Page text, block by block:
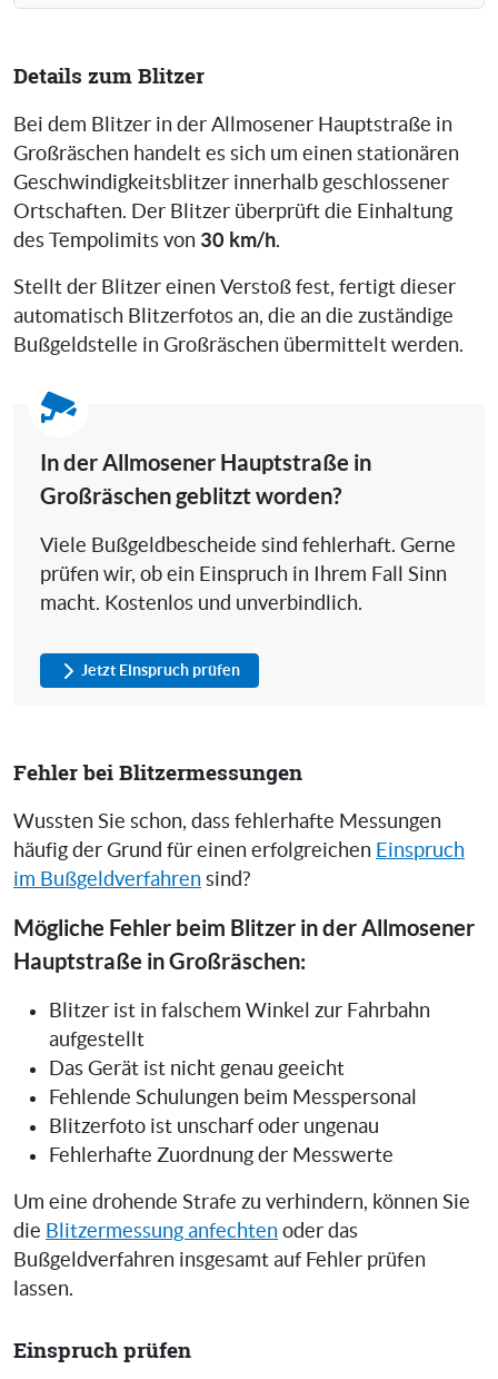
Details zum Blitzer
Bei dem Blitzer in der Allmosener Hauptstraße in
Großräschen handelt es sich um einen stationären
Geschwindigkeitsblitzer innerhalb geschlossener
Ortschaften. Der Blitzer überprüft die Einhaltung
des Tempolimits von 30 km/h.
Stellt der Blitzer einen Verstoß fest, fertigt dieser
automatisch Blitzerfotos an, die an die zuständige
Bußgeldstelle in Großräschen übermittelt werden.
In der Allmosener Hauptstraße in
Großräschen geblitzt worden?
Viele Bußgeldbescheide sind fehlerhaft. Gerne
prüfen wir, ob ein Einspruch in Ihrem Fall Sinn
macht. Kostenlos und unverbindlich.
Jetzt Einspruch prüfen
Fehler bei Blitzermessungen
Wussten Sie schon, dass fehlerhafte Messungen
häufig der Grund für einen erfolgreichen Einspruch
im Bußgeldverfahren sind?
Mögliche Fehler beim Blitzer in der Allmosener
Hauptstraße in Großräschen:
Blitzer ist in falschem Winkel zur Fahrbahn
aufgestellt
Das Gerät ist nicht genau geeicht
Fehlende Schulungen beim Messpersonal
Blitzerfoto ist unscharf oder ungenau
Fehlerhafte Zuordnung der Messwerte
Um eine drohende Strafe zu verhindern, können Sie
die Blitzermessung anfechten oder das
Bußgeldverfahren insgesamt auf Fehler prüfen
lassen.
Einspruch prüfen